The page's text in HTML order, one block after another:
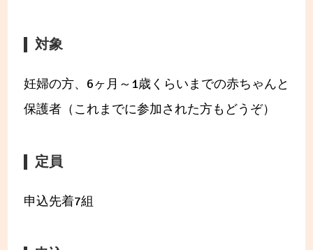
対象
妊婦の方、6ヶ月～1歳くらいまでの赤ちゃんと
保護者（これまでに参加された方もどうぞ）
定員
申込先着7組